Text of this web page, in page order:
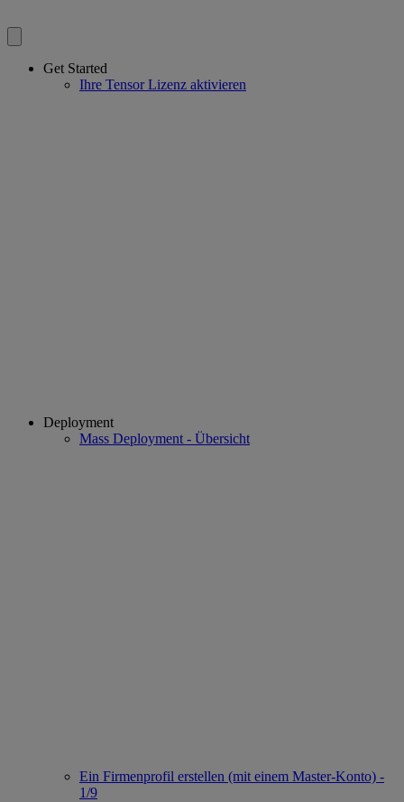
Get Started
Ihre Tensor Lizenz aktivieren
Deployment
Mass Deployment - Übersicht
Ein Firmenprofil erstellen (mit einem Master-Konto) -
1/9